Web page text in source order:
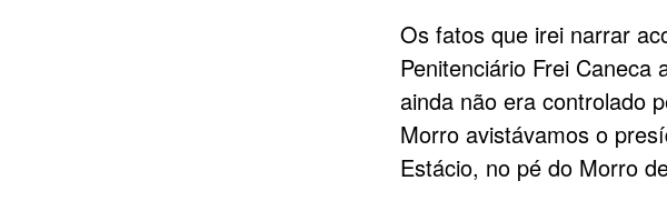
Os fatos que irei narrar
Penitenciário Frei
ainda não era controlado
Morro avistávamos o
Estácio, no pé do Morro